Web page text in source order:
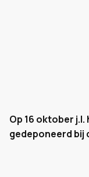
Op 16 oktober
gedeponeerd bij